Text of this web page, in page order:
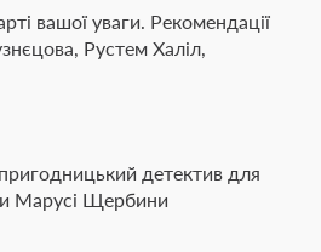
вашої уваги. Рекомендації
Рустем Халіл,
детектив для
Марусі Щербини